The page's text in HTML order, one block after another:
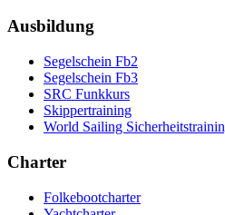
Ausbildung
Segelschein Fb2
Segelschein Fb3
SRC Funkkurs
Skippertraining
World Sailing
Charter
Folkebootcharter